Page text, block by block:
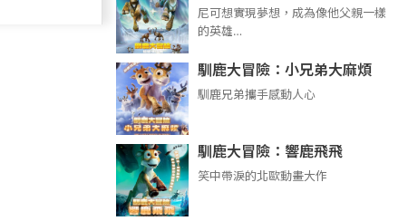
尼可想實現夢想，成為像他父親一樣
的英雄…
馴鹿大冒險：小兄弟大麻煩
馴鹿兄弟攜手感動人心
馴鹿大冒險：響鹿飛飛
笑中帶淚的北歐動畫大作